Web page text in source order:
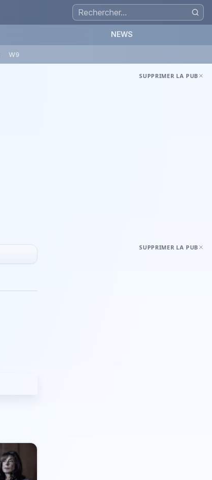
NEWS
W9
SUPPRIMER LA PUB
SUPPRIMER LA PUB